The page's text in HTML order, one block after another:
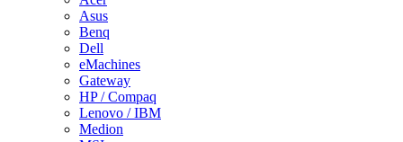
Asus
Benq
Dell
eMachines
Gateway
HP / Compaq
Lenovo / IBM
Medion